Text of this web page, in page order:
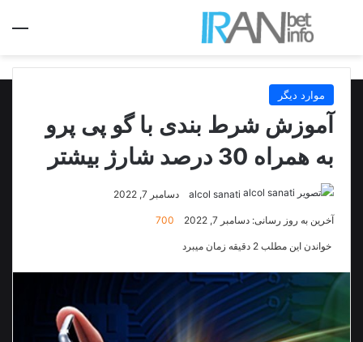
جستجو برای
موارد دیگر
آموزش شرط بندی با گو پی پرو
به همراه 30 درصد شارژ بیشتر
alcol sanati دسامبر 7, 2022
آخرین به روز رسانی: دسامبر 7, 2022 700
خواندن این مطلب 2 دقیقه زمان میبرد